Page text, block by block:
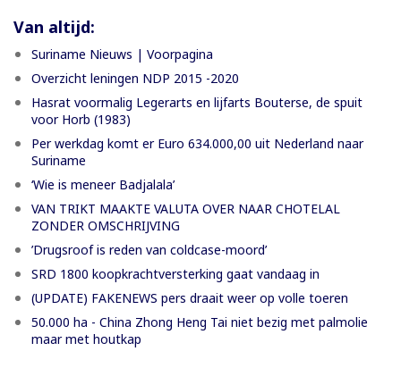
Van altijd:
Suriname Nieuws | Voorpagina
Overzicht leningen NDP 2015 -2020
Hasrat voormalig Legerarts en lijfarts Bouterse, de spuit
voor Horb (1983)
Per werkdag komt er Euro 634.000,00 uit Nederland naar
Suriname
‘Wie is meneer Badjalala’
VAN TRIKT MAAKTE VALUTA OVER NAAR CHOTELAL
ZONDER OMSCHRIJVING
’Drugsroof is reden van coldcase-moord’
SRD 1800 koopkrachtversterking gaat vandaag in
(UPDATE) FAKENEWS pers draait weer op volle toeren
50.000 ha - China Zhong Heng Tai niet bezig met palmolie
maar met houtkap